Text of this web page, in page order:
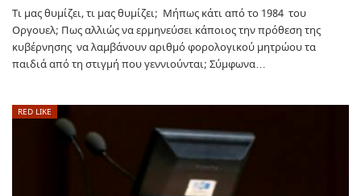
Τι μας θυμίζει, τι μας θυμίζει; Μήπως κάτι από το 1984 του
Οργουελ; Πως αλλιώς να ερμηνεύσει κάποιος την πρόθεση της
κυβέρνησης να λαμβάνουν αριθμό φορολογικού μητρώου τα
παιδιά από τη στιγμή που γεννιούνται; Σύμφωνα…
RED LIKE